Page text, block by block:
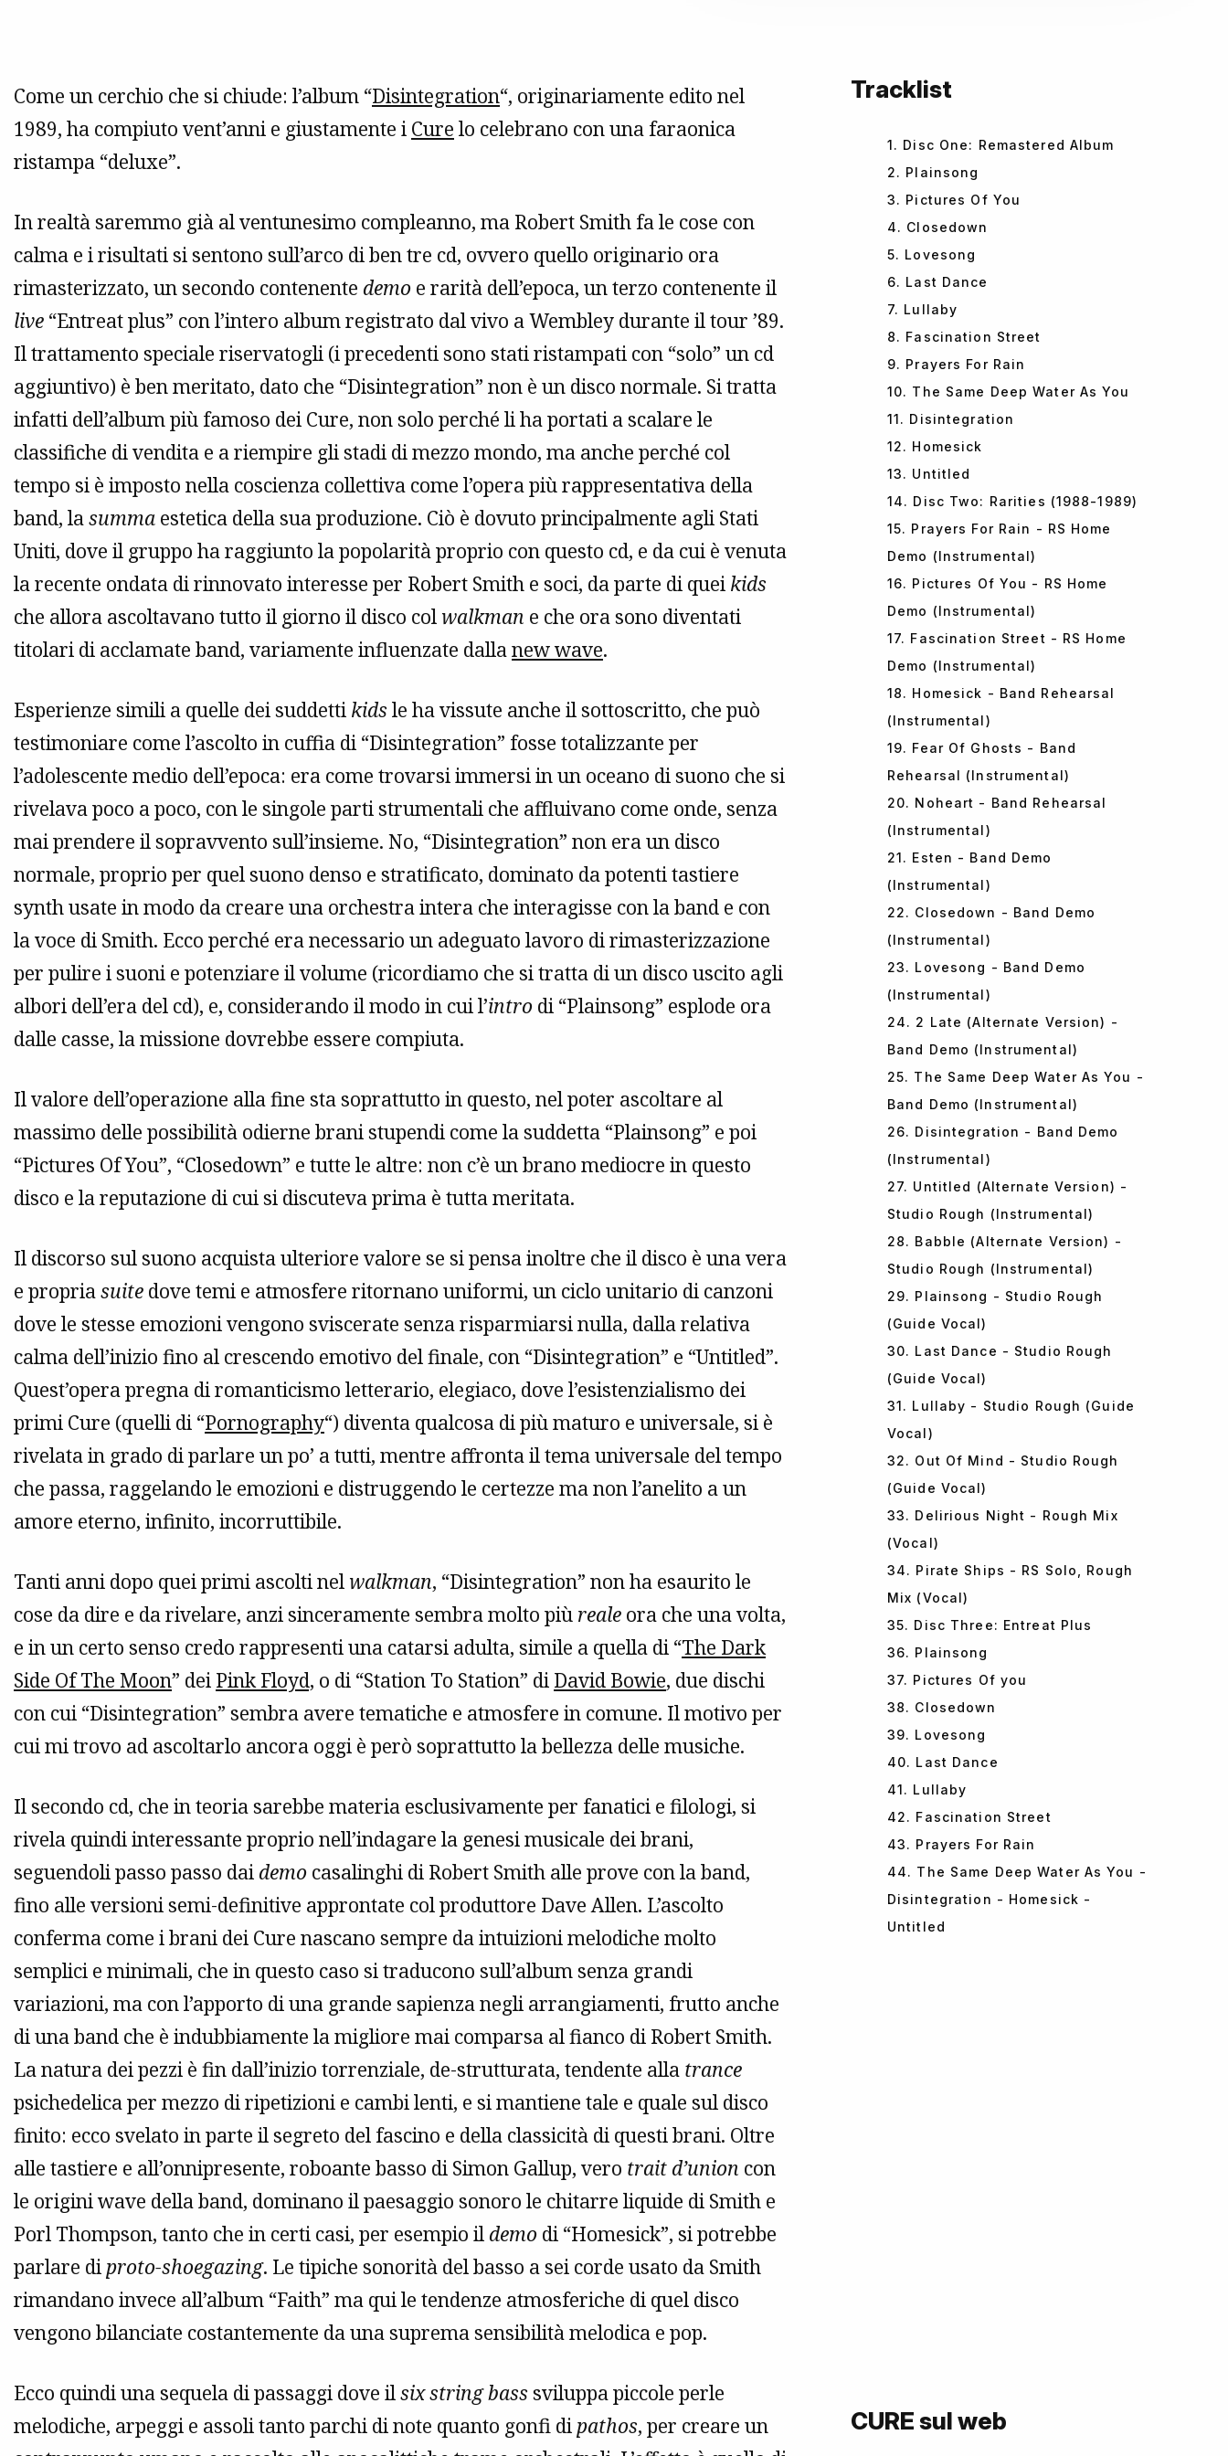
Come un cerchio che si chiude: l’album “Disintegration“, originariamente edito nel
1989, ha compiuto vent’anni e giustamente i Cure lo celebrano con una faraonica
ristampa “deluxe”.
In realtà saremmo già al ventunesimo compleanno, ma Robert Smith fa le cose con
calma e i risultati si sentono sull’arco di ben tre cd, ovvero quello originario ora
rimasterizzato, un secondo contenente demo e rarità dell’epoca, un terzo contenente il
live “Entreat plus” con l’intero album registrato dal vivo a Wembley durante il tour ’89.
Il trattamento speciale riservatogli (i precedenti sono stati ristampati con “solo” un cd
aggiuntivo) è ben meritato, dato che “Disintegration” non è un disco normale. Si tratta
infatti dell’album più famoso dei Cure, non solo perché li ha portati a scalare le
classifiche di vendita e a riempire gli stadi di mezzo mondo, ma anche perché col
tempo si è imposto nella coscienza collettiva come l’opera più rappresentativa della
band, lasumma estetica della sua produzione. Ciò è dovuto principalmente agli Stati
Uniti, dove il gruppo ha raggiunto la popolarità proprio con questo cd, e da cui è venuta
la recente ondata di rinnovato interesse per Robert Smith e soci, da parte di quei kids
che allora ascoltavano tutto il giorno il disco col walkman e che ora sono diventati
titolari di acclamate band, variamente influenzate dallanew wave.
Esperienze simili a quelle dei suddetti kids le ha vissute anche il sottoscritto, che può
testimoniare come l’ascolto in cuffia di “Disintegration” fosse totalizzante per
l’adolescente medio dell’epoca: era come trovarsi immersi in un oceano di suono che si
rivelava poco a poco, con le singole parti strumentali che affluivano come onde, senza
mai prendere il sopravvento sull’insieme. No, “Disintegration” non era un disco
normale, proprio per quel suono denso e stratificato, dominato da potenti tastiere
synth usate in modo da creare una orchestra intera che interagisse con la band e con
la voce di Smith. Ecco perché era necessario un adeguato lavoro di rimasterizzazione
per pulire i suoni e potenziare il volume (ricordiamo che si tratta di un disco uscito agli
albori dell’era del cd), e, considerando il modo in cui l’intro di “Plainsong” esplode ora
dalle casse, la missione dovrebbe essere compiuta.
Il valore dell’operazione alla fine sta soprattutto in questo, nel poter ascoltare al
massimo delle possibilità odierne brani stupendi come la suddetta “Plainsong” e poi
“Pictures Of You”, “Closedown” e tutte le altre: non c’è un brano mediocre in questo
disco e la reputazione di cui si discuteva prima è tutta meritata.
Il discorso sul suono acquista ulteriore valore se si pensa inoltre che il disco è una vera
e propriasuite dove temi e atmosfere ritornano uniformi, un ciclo unitario di canzoni
dove le stesse emozioni vengono sviscerate senza risparmiarsi nulla, dalla relativa
calma dell’inizio fino al crescendo emotivo del finale, con “Disintegration” e “Untitled”.
Quest’opera pregna di romanticismo letterario, elegiaco, dove l’esistenzialismo dei
primi Cure (quelli di “Pornography“) diventa qualcosa di più maturo e universale, si è
rivelata in grado di parlare un po’ a tutti, mentre affronta il tema universale del tempo
che passa, raggelando le emozioni e distruggendo le certezze ma non l’anelito a un
amore eterno, infinito, incorruttibile.
Tanti anni dopo quei primi ascolti nel walkman, “Disintegration” non ha esaurito le
cose da dire e da rivelare, anzi sinceramente sembra molto più reale ora che una volta,
e in un certo senso credo rappresenti una catarsi adulta, simile a quella di “The Dark
Side Of The Moon” dei Pink Floyd, o di “Station To Station” di David Bowie, due dischi
con cui “Disintegration” sembra avere tematiche e atmosfere in comune. Il motivo per
cui mi trovo ad ascoltarlo ancora oggi è però soprattutto la bellezza delle musiche.
Il secondo cd, che in teoria sarebbe materia esclusivamente per fanatici e filologi, si
rivela quindi interessante proprio nell’indagare la genesi musicale dei brani,
seguendoli passo passo dai demo casalinghi di Robert Smith alle prove con la band,
fino alle versioni semi-definitive approntate col produttore Dave Allen. L’ascolto
conferma come i brani dei Cure nascano sempre da intuizioni melodiche molto
semplici e minimali, che in questo caso si traducono sull’album senza grandi
variazioni, ma con l’apporto di una grande sapienza negli arrangiamenti, frutto anche
di una band che è indubbiamente la migliore mai comparsa al fianco di Robert Smith.
La natura dei pezzi è fin dall’inizio torrenziale, de-strutturata, tendente alla trance
psichedelica per mezzo di ripetizioni e cambi lenti, e si mantiene tale e quale sul disco
finito: ecco svelato in parte il segreto del fascino e della classicità di questi brani. Oltre
alle tastiere e all’onnipresente, roboante basso di Simon Gallup, vero trait d’union con
le origini wave della band, dominano il paesaggio sonoro le chitarre liquide di Smith e
Porl Thompson, tanto che in certi casi, per esempio il demo di “Homesick”, si potrebbe
parlare di proto-shoegazing. Le tipiche sonorità del basso a sei corde usato da Smith
rimandano invece all’album “Faith” ma qui le tendenze atmosferiche di quel disco
vengono bilanciate costantemente da una suprema sensibilità melodica e pop.
Ecco quindi una sequela di passaggi dove ilsix string bass sviluppa piccole perle
melodiche, arpeggi e assoli tanto parchi di note quanto gonfi di pathos, per creare un
Tracklist
1. Disc One: Remastered Album
2. Plainsong
3. Pictures Of You
4. Closedown
5. Lovesong
6. Last Dance
7. Lullaby
8. Fascination Street
9. Prayers For Rain
10. The Same Deep Water As You
11. Disintegration
12. Homesick
13. Untitled
14. Disc Two: Rarities (1988-1989)
15. Prayers For Rain - RS Home
Demo (Instrumental)
16. Pictures Of You - RS Home
Demo (Instrumental)
17. Fascination Street - RS Home
Demo (Instrumental)
18. Homesick - Band Rehearsal
(Instrumental)
19. Fear Of Ghosts - Band
Rehearsal (Instrumental)
20. Noheart - Band Rehearsal
(Instrumental)
21. Esten - Band Demo
(Instrumental)
22. Closedown - Band Demo
(Instrumental)
23. Lovesong - Band Demo
(Instrumental)
24. 2 Late (Alternate Version) -
Band Demo (Instrumental)
25. The Same Deep Water As You -
Band Demo (Instrumental)
26. Disintegration - Band Demo
(Instrumental)
27. Untitled (Alternate Version) -
Studio Rough (Instrumental)
28. Babble (Alternate Version) -
Studio Rough (Instrumental)
29. Plainsong - Studio Rough
(Guide Vocal)
30. Last Dance - Studio Rough
(Guide Vocal)
31. Lullaby - Studio Rough (Guide
Vocal)
32. Out Of Mind - Studio Rough
(Guide Vocal)
33. Delirious Night - Rough Mix
(Vocal)
34. Pirate Ships - RS Solo, Rough
Mix (Vocal)
35. Disc Three: Entreat Plus
36. Plainsong
37. Pictures Of you
38. Closedown
39. Lovesong
40. Last Dance
41. Lullaby
42. Fascination Street
43. Prayers For Rain
44. The Same Deep Water As You -
Disintegration - Homesick -
Untitled
CURE sul web